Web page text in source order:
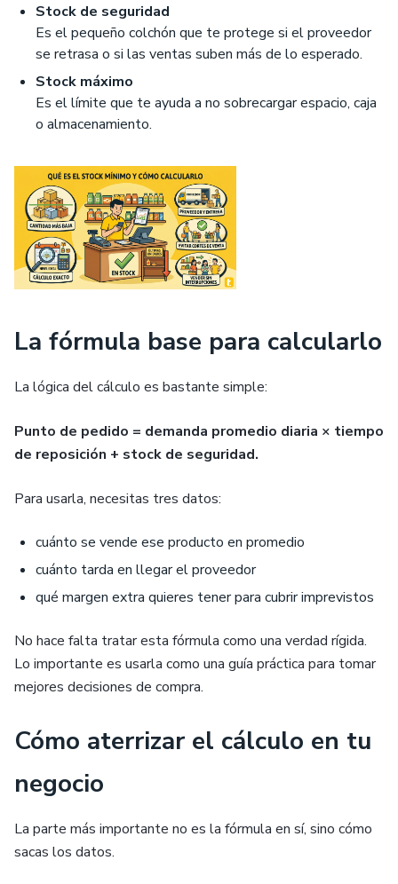
Stock de seguridad
Es el pequeño colchón que te protege si el proveedor
se retrasa o si las ventas suben más de lo esperado.
Stock máximo
Es el límite que te ayuda a no sobrecargar espacio, caja
o almacenamiento.
La fórmula base para calcularlo
La lógica del cálculo es bastante simple:
Punto de pedido = demanda promedio diaria × tiempo
de reposición + stock de seguridad.
Para usarla, necesitas tres datos:
cuánto se vende ese producto en promedio
cuánto tarda en llegar el proveedor
qué margen extra quieres tener para cubrir imprevistos
No hace falta tratar esta fórmula como una verdad rígida.
Lo importante es usarla como una guía práctica para tomar
mejores decisiones de compra.
Cómo aterrizar el cálculo en tu
negocio
La parte más importante no es la fórmula en sí, sino cómo
sacas los datos.